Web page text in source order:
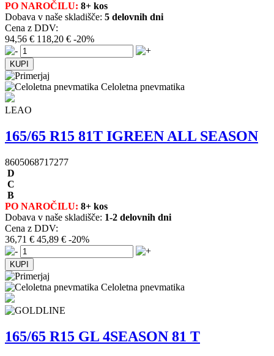
PO NAROČILU: 8+ kos
Dobava v naše skladišče: 5 delovnih dni
Cena z DDV:
94,56 € 118,20 € -20%
Celoletna pnevmatika
LEAO
165/65 R15 81T IGREEN ALL SEASON
8605068717277
D
C
B
PO NAROČILU: 8+ kos
Dobava v naše skladišče: 1-2 delovnih dni
Cena z DDV:
36,71 € 45,89 € -20%
Celoletna pnevmatika
165/65 R15 GL 4SEASON 81 T